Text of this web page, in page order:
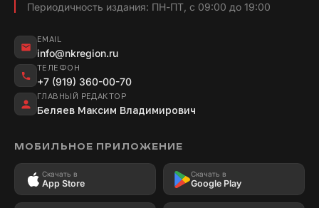
Периодичность издания: ПН-ПТ, с 09:00 до 19:00
EMAIL
info@nkregion.ru
ТЕЛЕФОН
+7 (919) 360-00-70
ГЛАВНЫЙ РЕДАКТОР
Беляев Максим Владимирович
МОБИЛЬНОЕ ПРИЛОЖЕНИЕ
Скачать в
App Store
Скачать в
Google Play